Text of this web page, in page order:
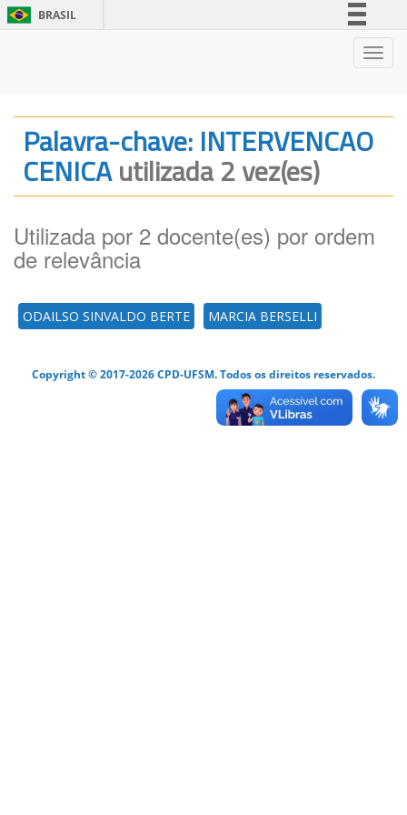
BRASIL
Legislação
Canais
Palavra-chave: INTERVENCAO
CENICAutilizada 2 vez(es)
Utilizada por 2 docente(es) por ordem
de relevância
ODAILSO SINVALDO BERTE MARCIA BERSELLI
Copyright © 2017-2026 CPD-UFSM. Todos os direitos reservados.